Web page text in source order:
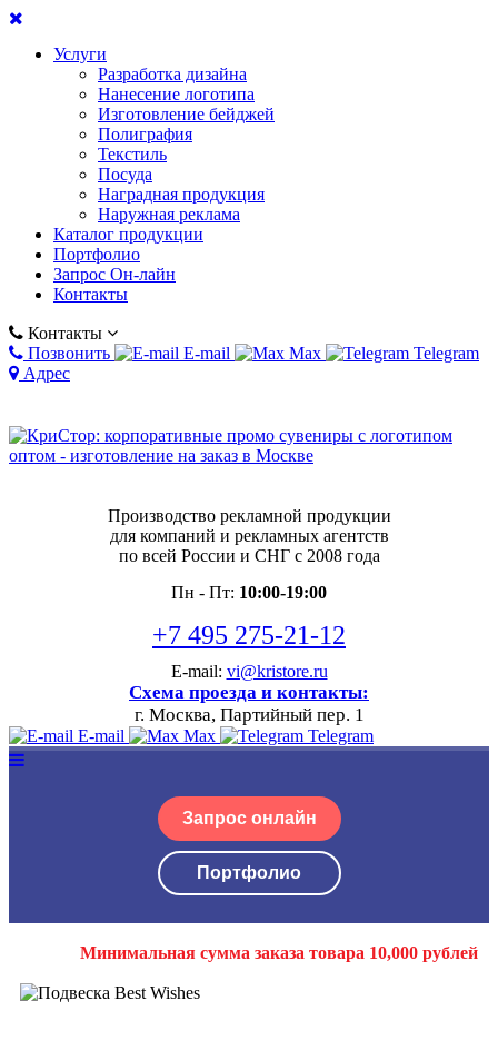
Услуги
Разработка дизайна
Нанесение логотипа
Изготовление бейджей
Полиграфия
Текстиль
Посуда
Наградная продукция
Наружная реклама
Каталог продукции
Портфолио
Запрос Он-лайн
Контакты
Контакты
Позвонить
E-mail Max
Telegram
Адрес
Производство рекламной продукции
для компаний и рекламных агентств
по всей России и СНГ с 2008 года
Пн - Пт: 10:00-19:00
+7 495 275-21-12
E-mail: vi@kristore.ru
Схема проезда и контакты:
г. Москва, Партийный пер. 1
E-mail Max Telegram
Запрос онлайн
Портфолио
Минимальная сумма заказа товара 10,000 рублей